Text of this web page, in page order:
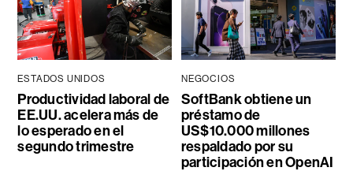
ESTADOS UNIDOS
Productividad laboral de
EE.UU. acelera más de
lo esperado en el
segundo trimestre
NEGOCIOS
SoftBank obtiene un
préstamo de
US$10.000 millones
respaldado por su
participación en OpenAI